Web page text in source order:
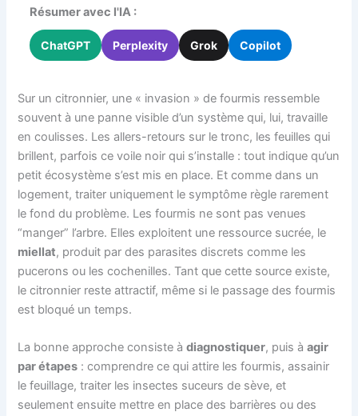
Résumer avec l'IA :
ChatGPT Perplexity Grok Copilot
Sur un citronnier, une « invasion » de fourmis ressemble
souvent à une panne visible d’un système qui, lui, travaille
en coulisses. Les allers-retours sur le tronc, les feuilles qui
brillent, parfois ce voile noir qui s’installe : tout indique qu’un
petit écosystème s’est mis en place. Et comme dans un
logement, traiter uniquement le symptôme règle rarement
le fond du problème. Les fourmis ne sont pas venues
“manger” l’arbre. Elles exploitent une ressource sucrée, le
miellat, produit par des parasites discrets comme les
pucerons ou les cochenilles. Tant que cette source existe,
le citronnier reste attractif, même si le passage des fourmis
est bloqué un temps.
La bonne approche consiste àdiagnostiquer, puis àagir
par étapes : comprendre ce qui attire les fourmis, assainir
le feuillage, traiter les insectes suceurs de sève, et
seulement ensuite mettre en place des barrières ou des